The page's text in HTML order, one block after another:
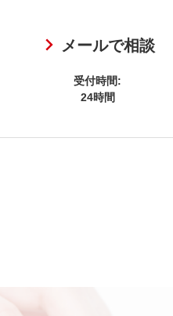
メールで相談
受付時間:
24時間